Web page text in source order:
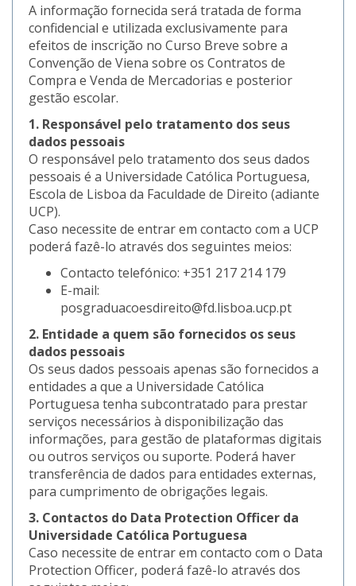
A informação fornecida será tratada de forma
confidencial e utilizada exclusivamente para
efeitos de inscrição no Curso Breve sobre a
Convenção de Viena sobre os Contratos de
Compra e Venda de Mercadorias e posterior
gestão escolar.
1. Responsável pelo tratamento dos seus
dados pessoais
O responsável pelo tratamento dos seus dados
pessoais é a Universidade Católica Portuguesa,
Escola de Lisboa da Faculdade de Direito (adiante
UCP).
Caso necessite de entrar em contacto com a UCP
poderá fazê-lo através dos seguintes meios:
Contacto telefónico: +351 217 214 179
E-mail:
posgraduacoesdireito@fd.lisboa.ucp.pt
2. Entidade a quem são fornecidos os seus
dados pessoais
Os seus dados pessoais apenas são fornecidos a
entidades a que a Universidade Católica
Portuguesa tenha subcontratado para prestar
serviços necessários à disponibilização das
informações, para gestão de plataformas digitais
ou outros serviços ou suporte. Poderá haver
transferência de dados para entidades externas,
para cumprimento de obrigações legais.
3. Contactos do Data Protection Officer da
Universidade Católica Portuguesa
Caso necessite de entrar em contacto com o Data
Protection Officer, poderá fazê-lo através dos